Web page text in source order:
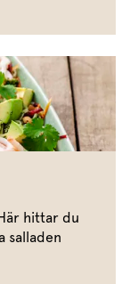
hittar du
salladen